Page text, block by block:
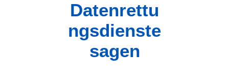
Datenrettu
ngsdienste
sagen